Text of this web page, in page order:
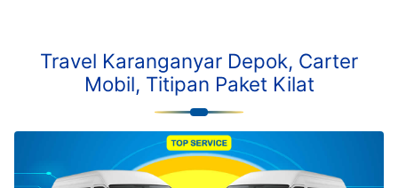
Travel Karanganyar Depok, Carter
Mobil, Titipan Paket Kilat